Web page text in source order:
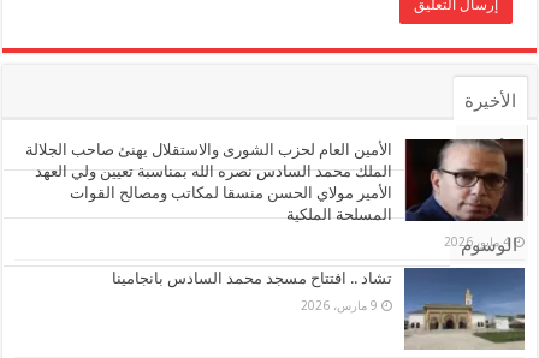
الأخيرة
الأشهر
تعليقات
الوسوم
الأمين العام لحزب الشورى والاستقلال يهنئ صاحب الجلالة
الملك محمد السادس نصره الله بمناسبة تعيين ولي العهد
الأمير مولاي الحسن منسقا لمكاتب ومصالح القوات
المسلحة الملكية
4 مايو، 2026
تشاد .. افتتاح مسجد محمد السادس بانجامينا
9 مارس، 2026